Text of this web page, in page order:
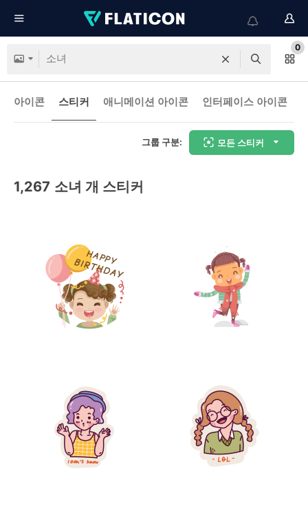
0
아이콘 스티커 애니메이션 아이콘 인터페이스 아이콘
그룹 구분: 모든 스티커
1,267 소녀 개 스티커